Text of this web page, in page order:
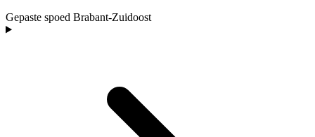
Gepaste spoed Brabant-Zuidoost